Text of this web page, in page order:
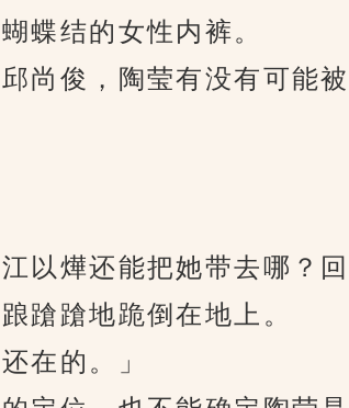
结的女性内裤。
俊，陶莹有没有可能
燁还能把她带去哪？
蹌蹌地跪倒在地上。
在的。」